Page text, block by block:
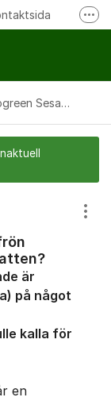
Ring oss:
Jag vill veta om Gogreen Sesamfrön Skalade är förbehandlade med vatten?
är
på något
kalla för
en